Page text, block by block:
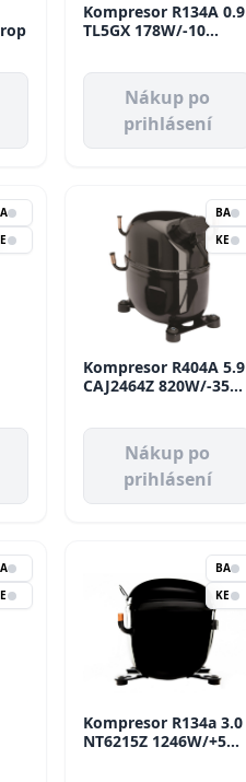
Kompresor R134A 0.9
TL5GX 178W/-10
Nákup po
prihlásení
BA
KE
Kompresor R404A 5.9
CAJ2464Z 820W/-35
Nákup po
prihlásení
BA
KE
Kompresor R134a 3.0
NT6215Z 1246W/+5